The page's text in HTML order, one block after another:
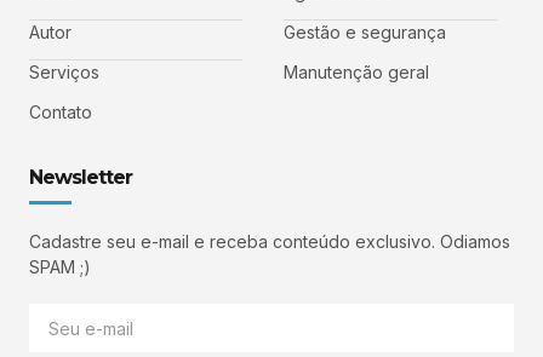
Autor
Serviços
Contato
Gestão e segurança
Manutenção geral
Newsletter
Cadastre seu e-mail e receba conteúdo exclusivo. Odiamos
SPAM ;)